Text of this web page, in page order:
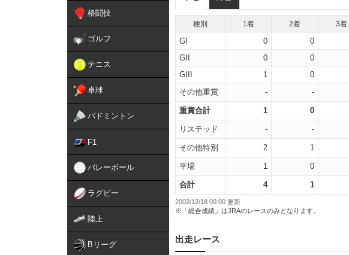
格闘技
ゴルフ
テニス
卓球
バドミントン
F1
バレーボール
ラグビー
陸上
Bリーグ
種別 1着 2着 3着
GI 0 0
GII
0 0
GIII
1 0
その他重賞
- -
重賞合計 1 0
リステッド - -
その他特別 2 1
平場 1 0
合計 4 1
2002/12/18 00:00 更新
※「総合成績」はJRAのレースのみとなります。
出走レース